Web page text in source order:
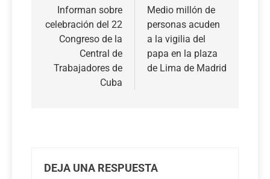
de
entradas
Informan sobre
celebración del 22
Congreso de la
Central de
Trabajadores de
Cuba
Medio millón de
personas acuden
a la vigilia del
papa en la plaza
de Lima de Madrid
DEJA UNA RESPUESTA